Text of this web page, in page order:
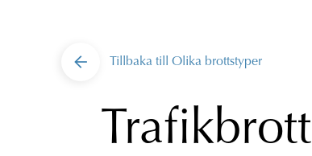
Tillbaka till Olika brottstyper
Trafikbrott